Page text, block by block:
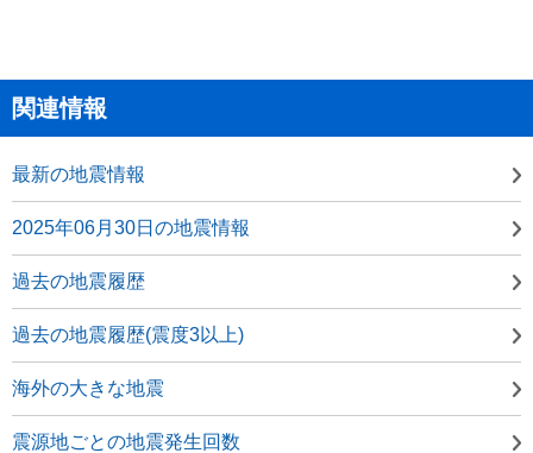
関連情報
最新の地震情報
2025年06月30日の地震情報
過去の地震履歴
過去の地震履歴(震度3以上)
海外の大きな地震
震源地ごとの地震発生回数